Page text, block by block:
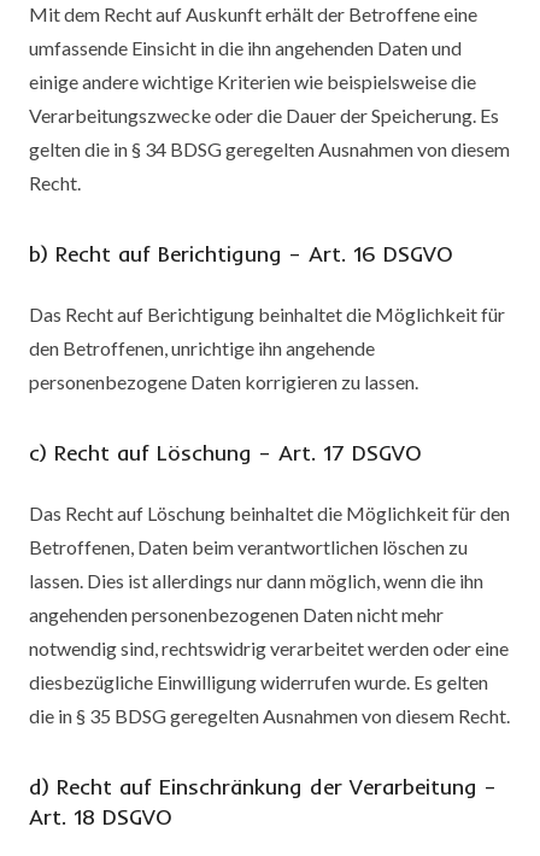
Mit dem Recht auf Auskunft erhält der Betroffene eine
umfassende Einsicht in die ihn angehenden Daten und
einige andere wichtige Kriterien wie beispielsweise die
Verarbeitungszwecke oder die Dauer der Speicherung. Es
gelten die in § 34 BDSG geregelten Ausnahmen von diesem
Recht.
b) Recht auf Berichtigung – Art. 16 DSGVO
Das Recht auf Berichtigung beinhaltet die Möglichkeit für
den Betroffenen, unrichtige ihn angehende
personenbezogene Daten korrigieren zu lassen.
c) Recht auf Löschung – Art. 17 DSGVO
Das Recht auf Löschung beinhaltet die Möglichkeit für den
Betroffenen, Daten beim verantwortlichen löschen zu
lassen. Dies ist allerdings nur dann möglich, wenn die ihn
angehenden personenbezogenen Daten nicht mehr
notwendig sind, rechtswidrig verarbeitet werden oder eine
diesbezügliche Einwilligung widerrufen wurde. Es gelten
die in § 35 BDSG geregelten Ausnahmen von diesem Recht.
d) Recht auf Einschränkung der Verarbeitung –
Art. 18 DSGVO